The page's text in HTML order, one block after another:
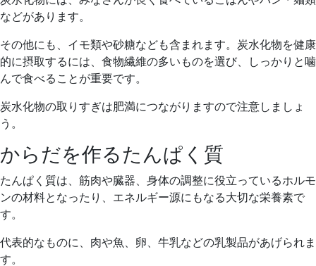
などがあります。
その他にも、イモ類や砂糖なども含まれます。炭水化物を健康
的に摂取するには、食物繊維の多いものを選び、しっかりと噛
んで食べることが重要です。
炭水化物の取りすぎは肥満につながりますので注意しましょ
う。
からだを作るたんぱく質
たんぱく質は、筋肉や臓器、身体の調整に役立っているホルモ
ンの材料となったり、エネルギー源にもなる大切な栄養素で
す。
代表的なものに、肉や魚、卵、牛乳などの乳製品があげられま
す。